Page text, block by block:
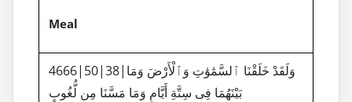
Meal
4666|50|38|وَلَقَدْ خَلَقْنَا ٱلسَّمَٰوَٰتِ وَٱلْأَرْضَ وَمَا
بَيْنَهُمَا فِى سِتَّةِ أَيَّامٍ وَمَا مَسَّنَا مِن لُّغُوبٍ